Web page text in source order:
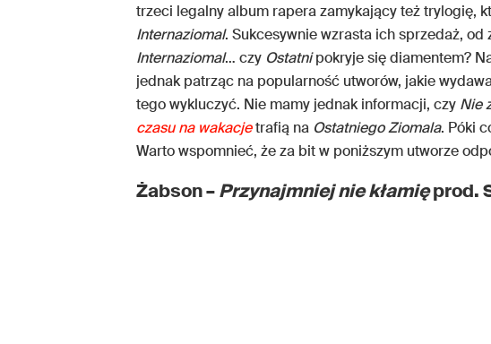
trzeci legalny album rapera zamykający też trylogię,
Internaziomal. Sukcesywnie wzrasta ich sprzedaż, od
Internaziomal… czy Ostatnipokryje się diamentem?
jednak patrząc na popularność utworów, jakie
tego wykluczyć. Nie mamy jednak informacji, czy Nie
czasuna wakacjetrafią na Ostatniego Ziomala. Póki
Warto wspomnieć, że za bit w poniższym utworze
Żabson –Przynajmniej nie kłamięprod.